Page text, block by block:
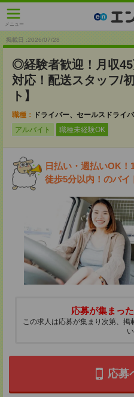
メニュー
掲載日 :2026/07/28
◎経験者歓迎！月収
対応！配送スタッフ/
ト】
職種：
ドライバー、セールスドライ
アルバイト
職種未経験OK
日払い・週払いOK
徒歩5分以内！のバイ
応募が集まっ
この求人は応募が集まり次第、掲
い
応募